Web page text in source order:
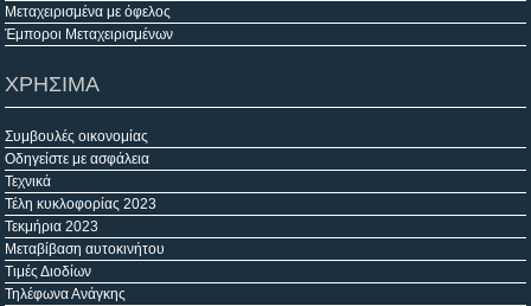
Μεταχειρισμένα με όφελος
Έμποροι Μεταχειρισμένων
ΧΡΗΣΙΜΑ
Συμβουλές οικονομίας
Οδηγείστε με ασφάλεια
Τεχνικά
Τέλη κυκλοφορίας 2023
Τεκμήρια 2023
Μεταβίβαση αυτοκινήτου
Τιμές Διοδίων
Τηλέφωνα Ανάγκης